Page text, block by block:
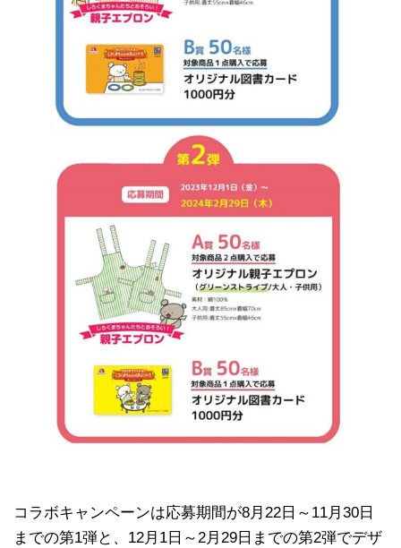
コラボキャンペーンは応募期間が8月22日～11月30日
までの第1弾と、12月1日～2月29日までの第2弾でデザ